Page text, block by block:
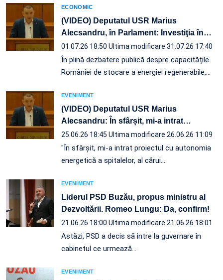
ECONOMIC
(VIDEO) Deputatul USR Marius
Alecsandru, în Parlament: Investiţia în…
01.07.26 18:50 Ultima modificare 31.07.26 17:40
În plină dezbatere publică despre capacitățile
României de stocare a energiei regenerabile,…
EVENIMENT
(VIDEO) Deputatul USR Marius
Alecsandru: În sfârșit, mi-a intrat…
25.06.26 18:45 Ultima modificare 26.06.26 11:09
"În sfârșit, mi-a intrat proiectul cu autonomia
energetică a spitalelor, al cărui…
EVENIMENT
Liderul PSD Buzău, propus ministru al
Dezvoltării. Romeo Lungu: Da, confirm!
21.06.26 18:00 Ultima modificare 21.06.26 18:01
Astăzi, PSD a decis să intre la guvernare în
cabinetul ce urmează…
EVENIMENT